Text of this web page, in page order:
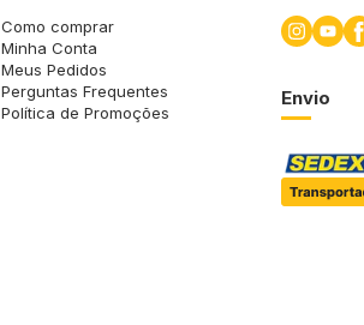
Como comprar
Minha Conta
Meus Pedidos
Perguntas Frequentes
Política de Promoções
Envio